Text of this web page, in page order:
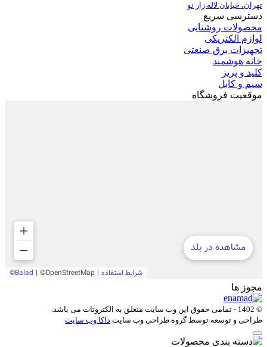
تهران، خیابان لاله زار نو
دسترسی سریع
محصولات روشنایی
لوازم الکتریکی
تجهیزات برق صنعتی
خانه هوشمند
کلید و پریز
سیم و کابل
موقعیت فروشگاه
مجوز ها
© 1402 - تمامی حقوق این وب سایت متعلق به الکتروتات می باشد.
طراحی و توسعه توسط گروه طراحی وب سایت داکا وب سایت